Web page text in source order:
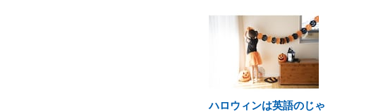
ハロウィンは英語のじゃ